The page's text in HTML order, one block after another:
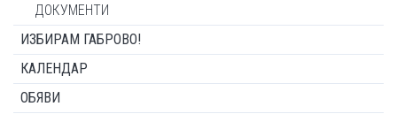
ДОКУМЕНТИ
ИЗБИРАМ ГАБРОВО!
КАЛЕНДАР
ОБЯВИ